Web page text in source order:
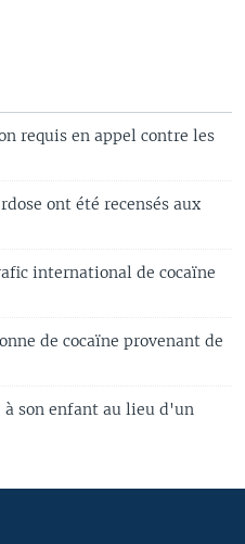
requis en appel contre les
ont été recensés aux
international de cocaïne
de cocaïne provenant de
son enfant au lieu d'un